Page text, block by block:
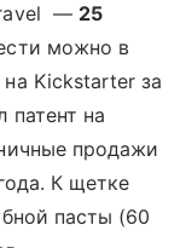
— 25
можно в
Kickstarter за
патент на
продажи
К щетке
пасты (60